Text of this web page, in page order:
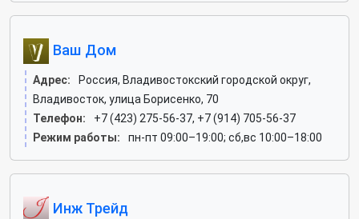
Ваш Дом
Адрес:
Россия, Владивостокский городской округ,
Владивосток, улица Борисенко, 70
Телефон:
+7 (423) 275-56-37, +7 (914) 705-56-37
Режим работы:
пн-пт 09:00–19:00; сб,вс 10:00–18:00
Инж Трейд